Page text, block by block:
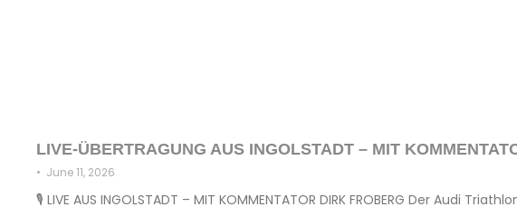
LIVE-ÜBERTRAGUNG AUS INGOLSTADT – MIT
• June 11, 2026
🎙️ LIVE AUS INGOLSTADT – MIT KOMMENTATOR DIRK FROBERG Der Audi